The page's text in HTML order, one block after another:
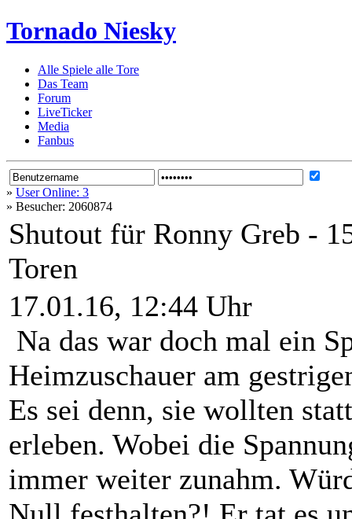
Tornado Niesky
Alle Spiele alle Tore
Das Team
Forum
LiveTicker
Media
Fanbus
» User Online: 3
» Besucher: 2060874
Shutout für Ronny Greb -
Toren
17.01.16, 12:44 Uhr
Na das war doch mal ein
Heimzuschauer am
Es sei denn, sie wollten
erleben. Wobei die
immer weiter zunahm.